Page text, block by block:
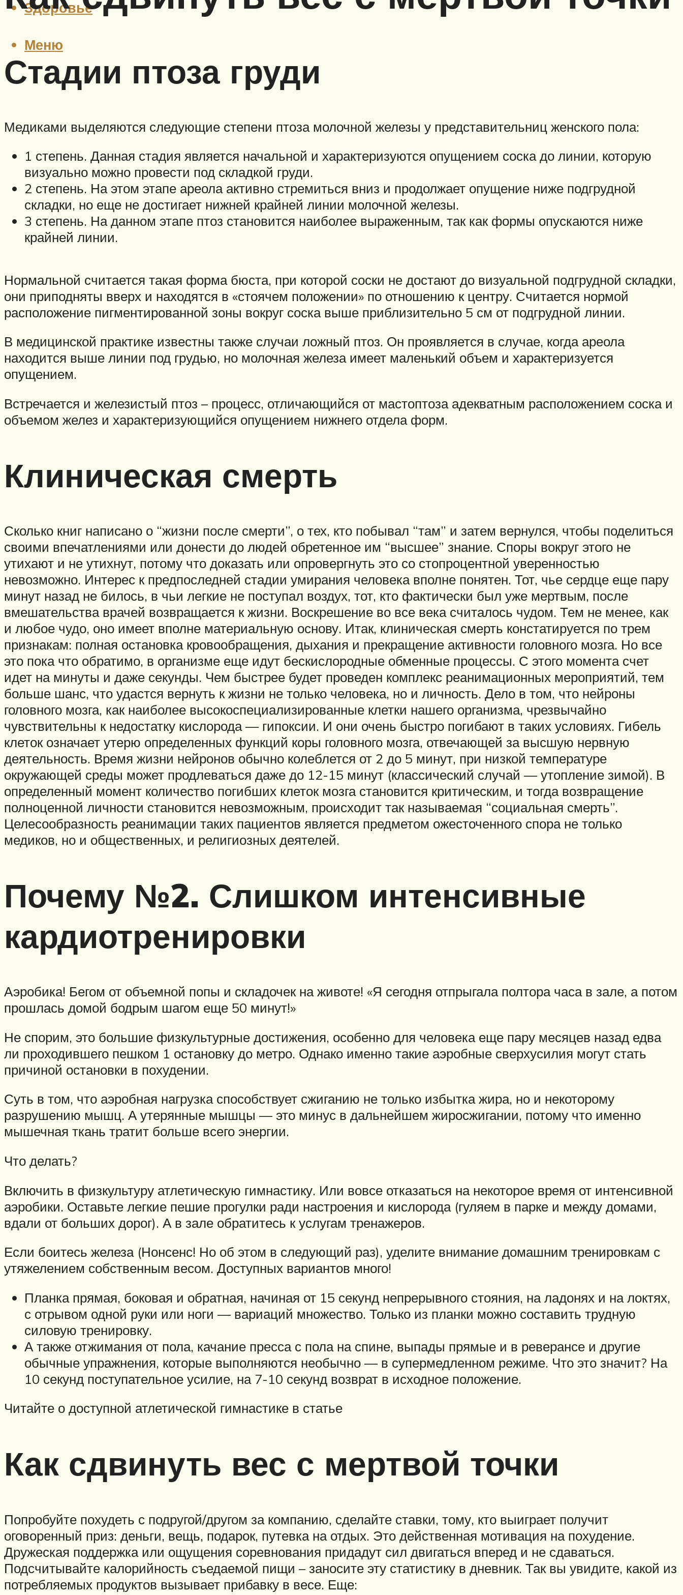
Здоровье
Меню
Стадии птоза груди
Медиками выделяются следующие степени птоза молочной железы у представительниц женского пола:
1 степень. Данная стадия является начальной и характеризуются опущением соска до линии, которую
визуально можно провести под складкой груди.
2 степень. На этом этапе ареола активно стремиться вниз и продолжает опущение ниже подгрудной
складки, но еще не достигает нижней крайней линии молочной железы.
3 степень. На данном этапе птоз становится наиболее выраженным, так как формы опускаются ниже
крайней линии.
Нормальной считается такая форма бюста, при которой соски не достают до визуальной подгрудной складки,
они приподняты вверх и находятся в «стоячем положении» по отношению к центру. Считается нормой
расположение пигментированной зоны вокруг соска выше приблизительно 5 см от подгрудной линии.
В медицинской практике известны также случаи ложный птоз. Он проявляется в случае, когда ареола
находится выше линии под грудью, но молочная железа имеет маленький объем и характеризуется
опущением.
Встречается и железистый птоз – процесс, отличающийся от мастоптоза адекватным расположением соска и
объемом желез и характеризующийся опущением нижнего отдела форм.
Клиническая смерть
Сколько книг написано о “жизни после смерти”, о тех, кто побывал “там” и затем вернулся, чтобы поделиться
своими впечатлениями или донести до людей обретенное им “высшее” знание. Споры вокруг этого не
утихают и не утихнут, потому что доказать или опровергнуть это со стопроцентной уверенностью
невозможно. Интерес к предпоследней стадии умирания человека вполне понятен. Тот, чье сердце еще пару
минут назад не билось, в чьи легкие не поступал воздух, тот, кто фактически был уже мертвым, после
вмешательства врачей возвращается к жизни. Воскрешение во все века считалось чудом. Тем не менее, как
и любое чудо, оно имеет вполне материальную основу. Итак, клиническая смерть констатируется по трем
признакам: полная остановка кровообращения, дыхания и прекращение активности головного мозга. Но все
это пока что обратимо, в организме еще идут бескислородные обменные процессы. С этого момента счет
идет на минуты и даже секунды. Чем быстрее будет проведен комплекс реанимационных мероприятий, тем
больше шанс, что удастся вернуть к жизни не только человека, но и личность. Дело в том, что нейроны
головного мозга, как наиболее высокоспециализированные клетки нашего организма, чрезвычайно
чувствительны к недостатку кислорода — гипоксии. И они очень быстро погибают в таких условиях. Гибель
клеток означает утерю определенных функций коры головного мозга, отвечающей за высшую нервную
деятельность. Время жизни нейронов обычно колеблется от 2 до 5 минут, при низкой температуре
окружающей среды может продлеваться даже до 12-15 минут (классический случай — утопление зимой). В
определенный момент количество погибших клеток мозга становится критическим, и тогда возвращение
полноценной личности становится невозможным, происходит так называемая “социальная смерть”.
Целесообразность реанимации таких пациентов является предметом ожесточенного спора не только
медиков, но и общественных, и религиозных деятелей.
Почему №2. Слишком интенсивные
кардиотренировки
Аэробика! Бегом от объемной попы и складочек на животе! «Я сегодня отпрыгала полтора часа в зале, а потом
прошлась домой бодрым шагом еще 50 минут!»
Не спорим, это большие физкультурные достижения, особенно для человека еще пару месяцев назад едва
ли проходившего пешком 1 остановку до метро. Однако именно такие аэробные сверхусилия могут стать
причиной остановки в похудении.
Суть в том, что аэробная нагрузка способствует сжиганию не только избытка жира, но и некоторому
разрушению мышц. А утерянные мышцы — это минус в дальнейшем жиросжигании, потому что именно
мышечная ткань тратит больше всего энергии.
Что делать?
Включить в физкультуру атлетическую гимнастику. Или вовсе отказаться на некоторое время от интенсивной
аэробики. Оставьте легкие пешие прогулки ради настроения и кислорода (гуляем в парке и между домами,
вдали от больших дорог). А в зале обратитесь к услугам тренажеров.
Если боитесь железа (Нонсенс! Но об этом в следующий раз), уделите внимание домашним тренировкам с
утяжелением собственным весом. Доступных вариантов много!
Планка прямая, боковая и обратная, начиная от 15 секунд непрерывного стояния, на ладонях и на локтях,
с отрывом одной руки или ноги — вариаций множество. Только из планки можно составить трудную
силовую тренировку.
А также отжимания от пола, качание пресса с пола на спине, выпады прямые и в реверансе и другие
обычные упражнения, которые выполняются необычно — в супермедленном режиме. Что это значит? На
10 секунд поступательное усилие, на 7-10 секунд возврат в исходное положение.
Читайте о доступной атлетической гимнастике в статье
Как сдвинуть вес с мертвой точки
Попробуйте похудеть с подругой/другом за компанию, сделайте ставки, тому, кто выиграет получит
оговоренный приз: деньги, вещь, подарок, путевка на отдых. Это действенная мотивация на похудение.
Дружеская поддержка или ощущения соревнования придадут сил двигаться вперед и не сдаваться.
Подсчитывайте калорийность съедаемой пищи – заносите эту статистику в дневник. Так вы увидите, какой из
потребляемых продуктов вызывает прибавку в весе. Еще: